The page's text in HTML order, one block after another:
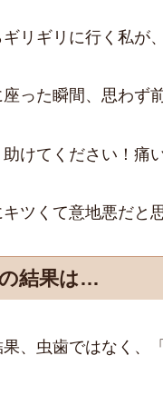
リギリに行く私が
った瞬間、思わず
助けてください！痛
キツくて意地悪だと
結果は…
、虫歯ではなく、